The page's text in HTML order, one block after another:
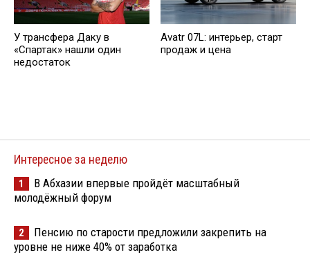
У трансфера Даку в
«Спартак» нашли один
недостаток
Avatr 07L: интерьер, старт
продаж и цена
Интересное за неделю
1
В Абхазии впервые пройдёт масштабный
молодёжный форум
2
Пенсию по старости предложили закрепить на
уровне не ниже 40% от заработка